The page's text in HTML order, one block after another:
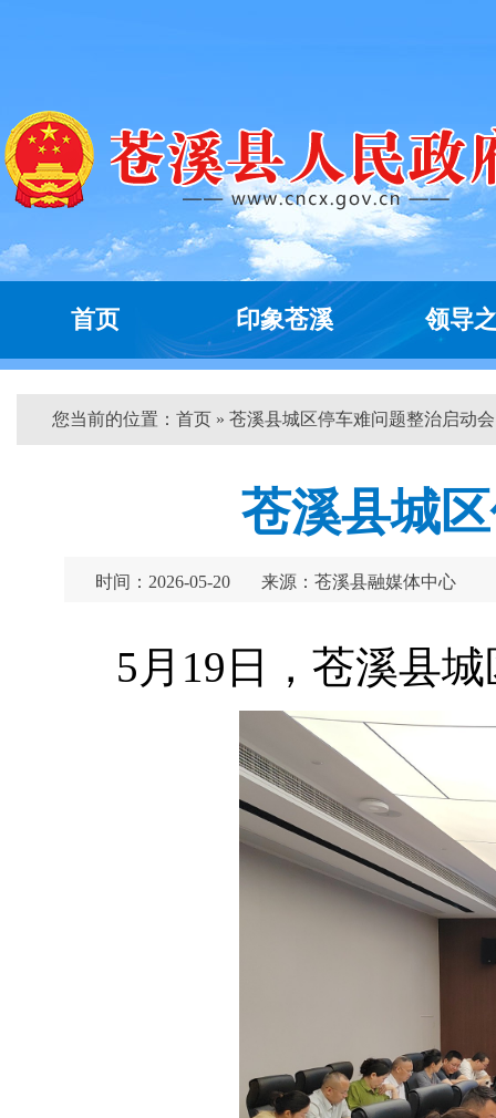
首页 印象苍溪 领导
您当前的位置： 首页 » 苍溪县城区停车难问题整治启动
苍溪县城
时间：2026-05-20 来源：苍溪县融媒体中心
5月19日，苍溪县